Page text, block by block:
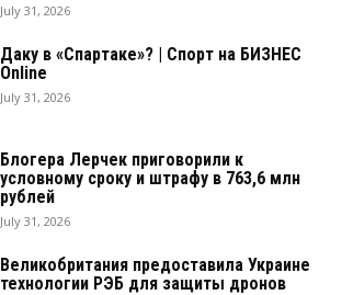
July 31, 2026
Даку в «Спартаке»? | Спорт на БИЗНЕС
Online
July 31, 2026
Блогера Лерчек приговорили к
условному сроку и штрафу в 763,6 млн
рублей
July 31, 2026
Великобритания предоставила Украине
технологии РЭБ для защиты дронов